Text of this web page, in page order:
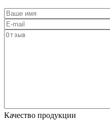
Качество продукции